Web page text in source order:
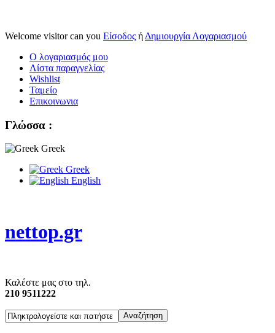
Welcome visitor can you Είσοδος ή Δημιουργία Λογαριασμού
Ο λογαριασμός μου
Λίστα παραγγελίας
Wishlist
Ταμείο
Επικοινωνια
Γλώσσα :
Greek
Greek
English
nettop.gr
Καλέστε μας στο τηλ.
210 9511222